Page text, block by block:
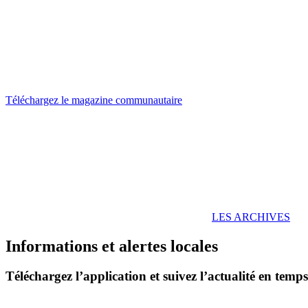
Téléchargez le magazine communautaire
LES ARCHIVES
Informations et alertes locales
Téléchargez l’application et suivez l’actualité en